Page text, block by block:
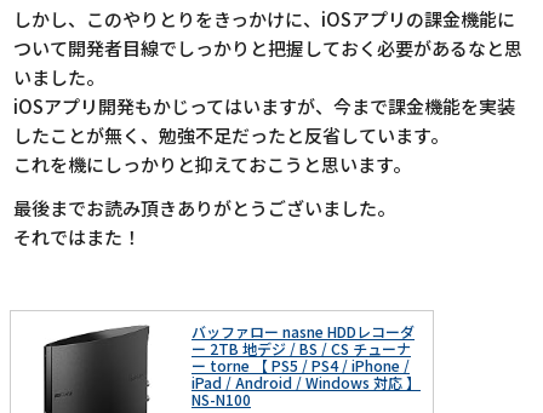
しかし、このやりとりをきっかけに、iOSアプリの課金機能に
ついて開発者目線でしっかりと把握しておく必要があるなと思
いました。
iOSアプリ開発もかじってはいますが、今まで課金機能を実装
したことが無く、勉強不足だったと反省しています。
これを機にしっかりと抑えておこうと思います。
最後までお読み頂きありがとうございました。
それではまた！
バッファロー nasne HDDレコーダ
ー 2TB 地デジ / BS / CS チューナ
ー torne 【 PS5 / PS4 / iPhone /
iPad / Android / Windows 対応 】
NS-N100